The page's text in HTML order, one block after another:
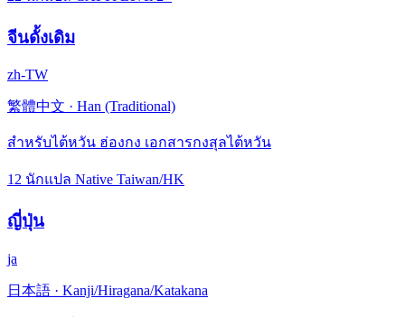
จีนดั้งเดิม
zh-TW
繁體中文 · Han (Traditional)
สำหรับไต้หวัน ฮ่องกง เอกสารกงสุลไต้หวัน
12 นักแปล Native Taiwan/HK
ญี่ปุ่น
ja
日本語 · Kanji/Hiragana/Katakana